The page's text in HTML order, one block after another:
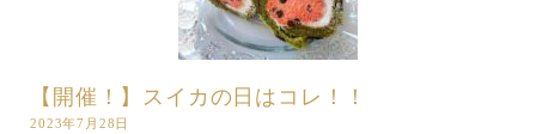
【開催！】スイカの日はコレ！！
2023年7月28日